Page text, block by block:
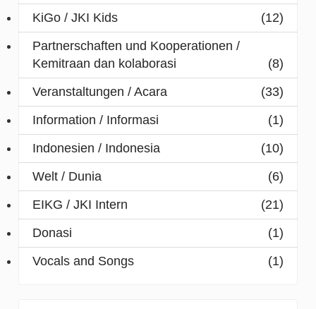
KiGo / JKI Kids
(12)
Partnerschaften und Kooperationen /
Kemitraan dan kolaborasi
(8)
Veranstaltungen / Acara
(33)
Information / Informasi
(1)
Indonesien / Indonesia
(10)
Welt / Dunia
(6)
EIKG / JKI Intern
(21)
Donasi
(1)
Vocals and Songs
(1)